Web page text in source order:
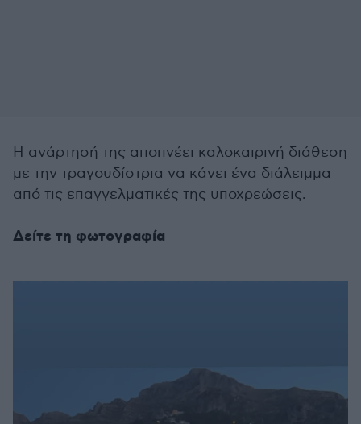
Η ανάρτησή της αποπνέει καλοκαιρινή διάθεση
με την τραγουδίστρια να κάνει ένα διάλειμμα
από τις επαγγελματικές της υποχρεώσεις.
Δείτε τη φωτογραφία